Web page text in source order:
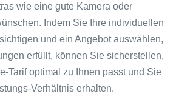
wie eine gute Kamera oder
Indem Sie Ihre individuellen
und ein Angebot auswählen,
erfüllt, können Sie sicherstellen,
Tarif optimal zu Ihnen passt und Sie
Verhältnis erhalten.